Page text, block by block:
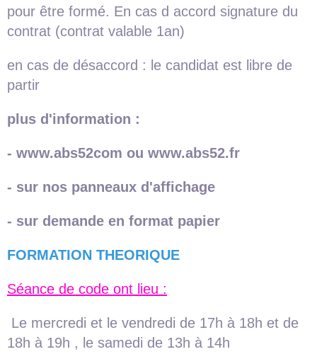
pour être formé. En cas d accord signature du
contrat (contrat valable 1an)
en cas de désaccord : le candidat est libre de
partir
plus d'information :
- www.abs52com ou www.abs52.fr
- sur nos panneaux d'affichage
- sur demande en format papier
FORMATION THEORIQUE
Séance de code ont lieu :
Le mercredi et le vendredi de 17h à 18h et de
18h à 19h , le samedi de 13h à 14h